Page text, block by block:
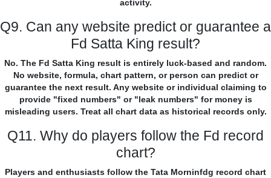
activity.
Q9. Can any website predict or guarantee a
Fd Satta King result?
No. The Fd Satta King result is entirely luck-based and random.
No website, formula, chart pattern, or person can predict or
guarantee the next result. Any website or individual claiming to
provide "fixed numbers" or "leak numbers" for money is
misleading users. Treat all chart data as historical records only.
Q11. Why do players follow the Fd record
chart?
Players and enthusiasts follow the Tata Morninfdg record chart